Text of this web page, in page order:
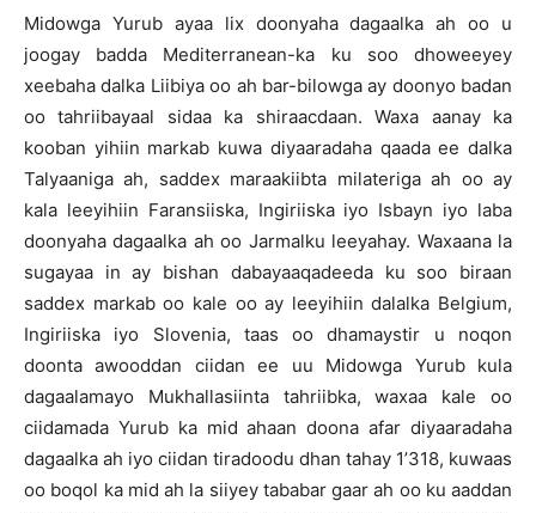
Midowga Yurub ayaa lix doonyaha dagaalka ah oo u
joogay badda Mediterranean-ka ku soo dhoweeyey
xeebaha dalka Liibiya oo ah bar-bilowga ay doonyo badan
oo tahriibayaal sidaa ka shiraacdaan. Waxa aanay ka
kooban yihiin markab kuwa diyaaradaha qaada ee dalka
Talyaaniga ah, saddex maraakiibta milateriga ah oo ay
kala leeyihiin Faransiiska, Ingiriiska iyo Isbayn iyo laba
doonyaha dagaalka ah oo Jarmalku leeyahay. Waxaana la
sugayaa in ay bishan dabayaaqadeeda ku soo biraan
saddex markab oo kale oo ay leeyihiin dalalka Belgium,
Ingiriiska iyo Slovenia, taas oo dhamaystir u noqon
doonta awooddan ciidan ee uu Midowga Yurub kula
dagaalamayo Mukhallasiinta tahriibka, waxaa kale oo
ciidamada Yurub ka mid ahaan doona afar diyaaradaha
dagaalka ah iyo ciidan tiradoodu dhan tahay 1’318, kuwaas
oo boqol ka mid ah la siiyey tababar gaar ah oo ku aaddan